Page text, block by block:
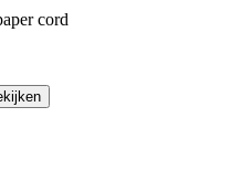
cord